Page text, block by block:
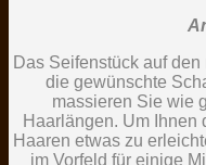
Das Seifenstück auf
die gewünschte
massieren Sie wie
Haarlängen. Um Ihnen
Haaren etwas zu
im Vorfeld für einige